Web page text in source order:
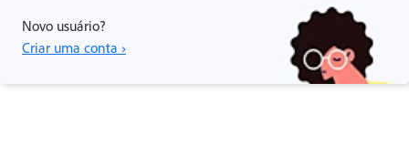
Novo usuário?
Criar uma conta ›